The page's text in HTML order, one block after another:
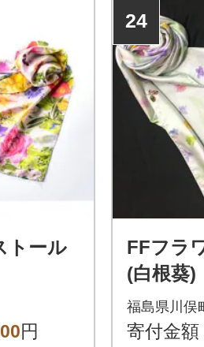
トール
円
24
FFフラ
(白根葵)
福島県川俣
寄付金額